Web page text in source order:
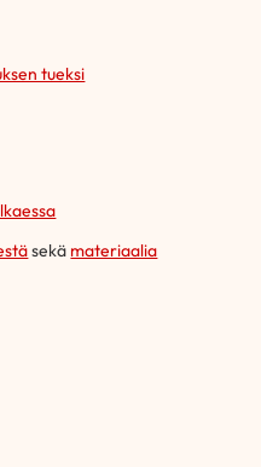
tueksi
sekä materiaalia